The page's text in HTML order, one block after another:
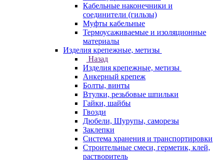
Кабельные наконечники и
соединители (гильзы)
Муфты кабельные
Термоусаживаемые и изоляционные
материалы
Изделия крепежные, метизы
Назад
Изделия крепежные, метизы
Анкерный крепеж
Болты, винты
Втулки, резьбовые шпильки
Гайки, шайбы
Гвозди
Дюбели, Шурупы, саморезы
Заклепки
Система хранения и транспортировки
Строительные смеси, герметик, клей,
растворитель